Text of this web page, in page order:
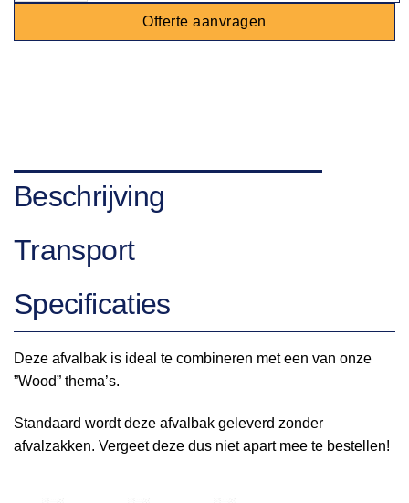
Offerte aanvragen
Beschrijving
Transport
Specificaties
Deze afvalbak is ideal te combineren met een van onze
”Wood” thema’s.
Standaard wordt deze afvalbak geleverd zonder
afvalzakken. Vergeet deze dus niet apart mee te bestellen!